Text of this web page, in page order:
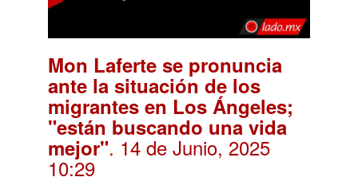
Mon Laferte se pronuncia
ante la situación de los
migrantes en Los Ángeles;
"están buscando una vida
mejor". 14 de Junio, 2025
10:29